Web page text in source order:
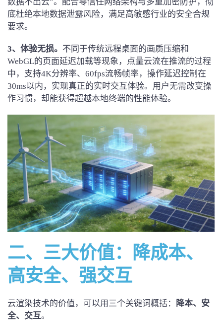
数据不出云”。配合零信任网络架构与多重加密防护，彻
底杜绝本地数据泄露风险，满足高敏感行业的安全合规
要求。
3、 体验无损。 不同于传统远程桌面的画质压缩和
WebGL的页面延迟加载等现象，点量云流在推流的过程
中，支持4K分辨率、60fps流畅帧率，操作延迟控制在
30ms以内，实现真正的实时交互体验。用户无需改变操
作习惯，却能获得超越本地终端的性能体验。
二、三大价值： 降成本、
高安全、 强交互
云渲染技术的价值，可以用三个关键词概括：
降本、安
全、 交互。